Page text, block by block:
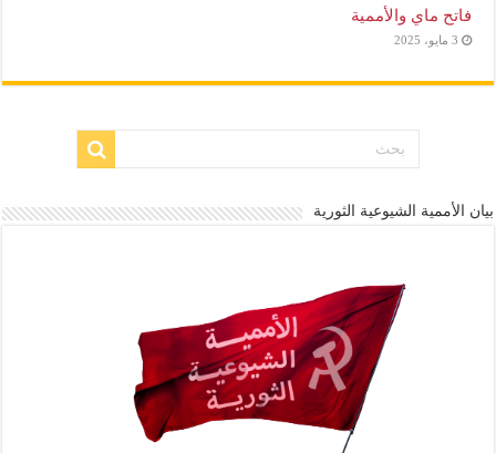
فاتح ماي والأممية
3 مايو، 2025
بيان الأممية الشيوعية الثورية